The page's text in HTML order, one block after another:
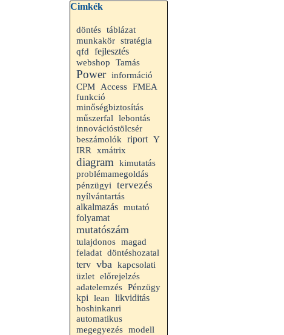
Kihagy blokk Cimkék
Cimkék
döntés táblázat
munkakör stratégia
qfd
fejlesztés
webshop Tamás
Power információ
CPM
Access FMEA
funkció
minőségbiztosítás
műszerfal
lebontás
innovációstölcsér
beszámolók
riport Y
IRR
xmátrix
diagram
kimutatás
problémamegoldás
pénzügyi
tervezés
nyílvántartás
alkalmazás mutató
folyamat
mutatószám
tulajdonos magad
feladat döntéshozatal
terv vba kapcsolati
üzlet előrejelzés
adatelemzés Pénzügy
kpi lean likviditás
hoshinkanri
automatikus
megegyezés modell